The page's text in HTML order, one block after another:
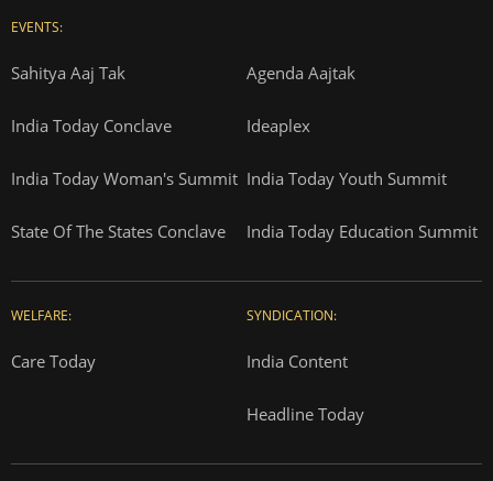
EVENTS:
Sahitya Aaj Tak Agenda Aajtak
India Today Conclave Ideaplex
India Today Woman's Summit India Today Youth Summit
State Of The States Conclave India Today Education Summit
WELFARE:
Care Today
SYNDICATION:
India Content
Headline Today